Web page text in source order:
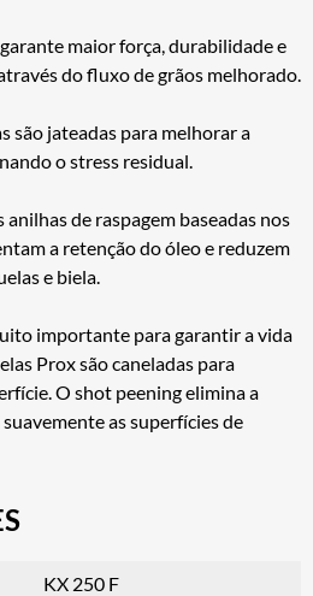
maior força, durabilidade e
do fluxo de grãos melhorado.
são jateadas para melhorar a
o stress residual.
de raspagem baseadas nos
a retenção do óleo e reduzem
e biela.
importante para garantir a vida
Prox são caneladas para
O shot peening elimina a
as superfícies de
KX 250 F